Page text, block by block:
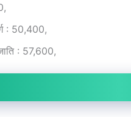
: 50,400,
: 57,600,